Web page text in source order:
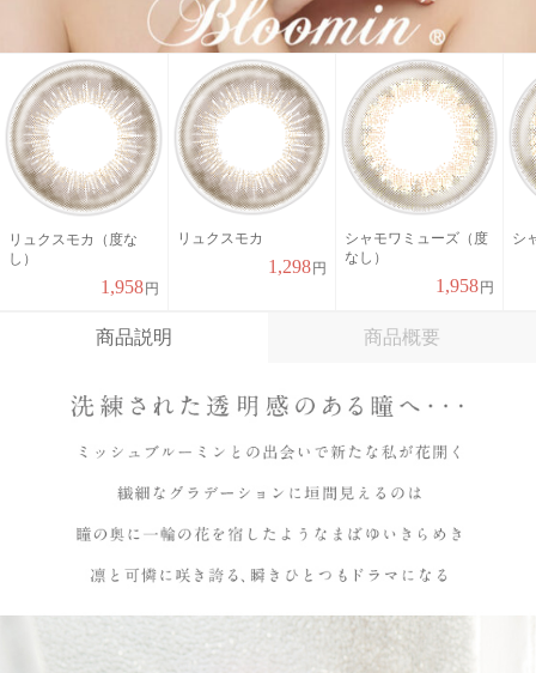
リュクスモカ（度な
し）
1,958円
リュクスモカ
1,298円
シャモワミューズ（度
なし）
1,958円
シ
商品説明 商品概要